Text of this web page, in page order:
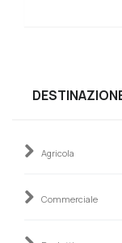
Agricola
Commerciale